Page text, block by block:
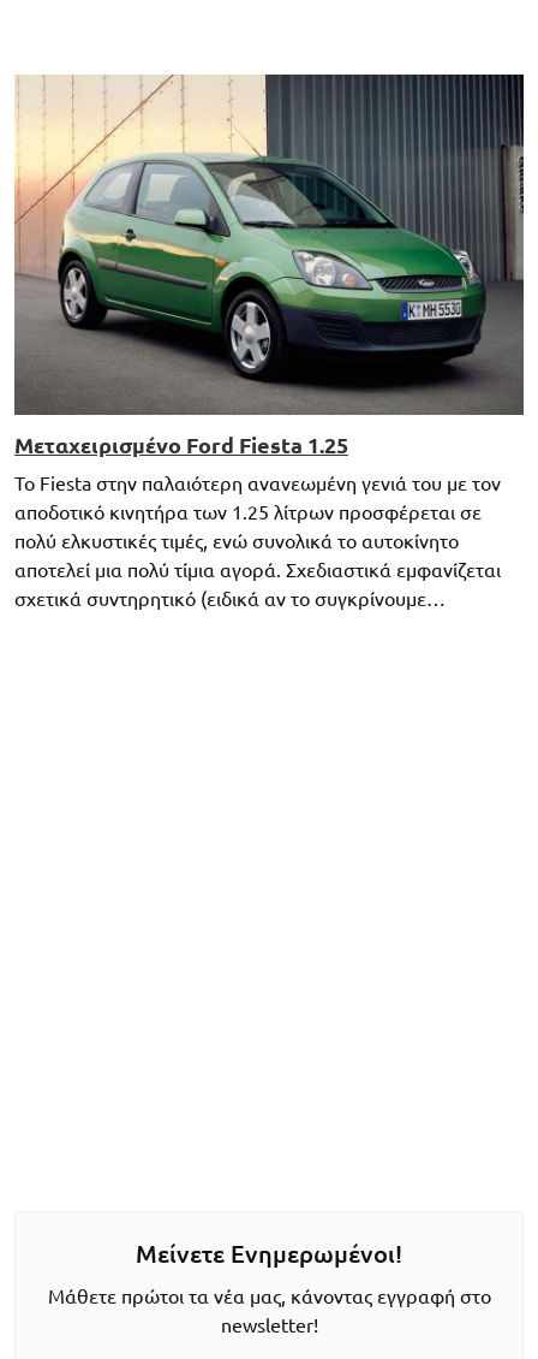
Μεταχειρισμένο Ford Fiesta 1.25
Το Fiesta στην παλαιότερη ανανεωμένη γενιά του με τον
αποδοτικό κινητήρα των 1.25 λίτρων προσφέρεται σε
πολύ ελκυστικές τιμές, ενώ συνολικά το αυτοκίνητο
αποτελεί μια πολύ τίμια αγορά. Σχεδιαστικά εμφανίζεται
σχετικά συντηρητικό (ειδικά αν το συγκρίνουμε…
Μείνετε Ενημερωμένοι!
Μάθετε πρώτοι τα νέα μας, κάνοντας εγγραφή στο
newsletter!